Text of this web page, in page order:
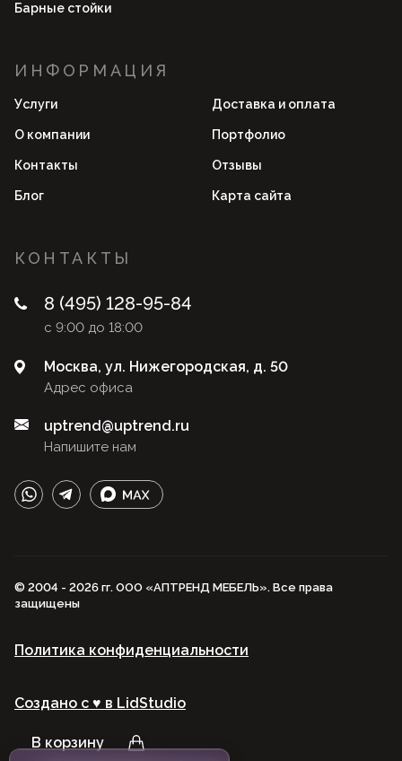
В корзину
Барные стойки
ИНФОРМАЦИЯ
Услуги Доставка и оплата
О компании Портфолио
Контакты Отзывы
Блог Карта сайта
КОНТАКТЫ
8 (495) 128-95-84
с 9:00 до 18:00
Адрес офиса
Москва, ул. Нижегородская, д. 50
Напишите нам
uptrend@uptrend.ru
© 2004 - 2026 гг. ООО «АПТРЕНД МЕБЕЛЬ». Все права
защищены
Политика конфиденциальности
Создано с ♥️ в LidStudio